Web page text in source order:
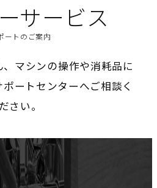
サービス
ートのご案内
マシンの操作や消耗品に
ートセンターへご相談く
ださい。